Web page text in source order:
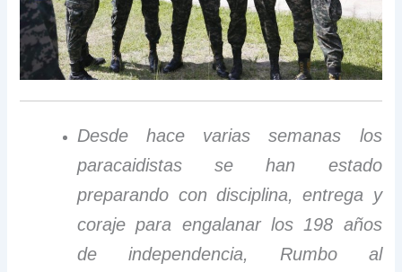
Desde hace varias semanas los
paracaidistas se han estado
preparando con disciplina, entrega y
coraje para engalanar los 198 años
de independencia, Rumbo al